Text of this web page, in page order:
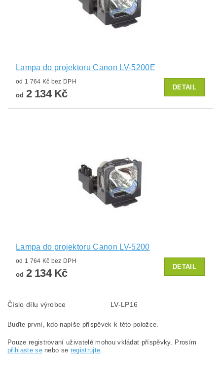
Lampa do projektoru Canon LV-5200E
od 1 764 Kč bez DPH
od 2 134 Kč
DETAIL
Lampa do projektoru Canon LV-5200
od 1 764 Kč bez DPH
od 2 134 Kč
DETAIL
Číslo dílu výrobce LV-LP16
Buďte první, kdo napíše příspěvek k této položce.
Pouze registrovaní uživatelé mohou vkládat příspěvky. Prosím
přihlaste senebo se registrujte.